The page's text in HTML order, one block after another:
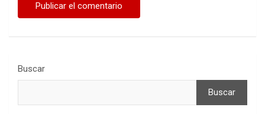
Buscar
Buscar